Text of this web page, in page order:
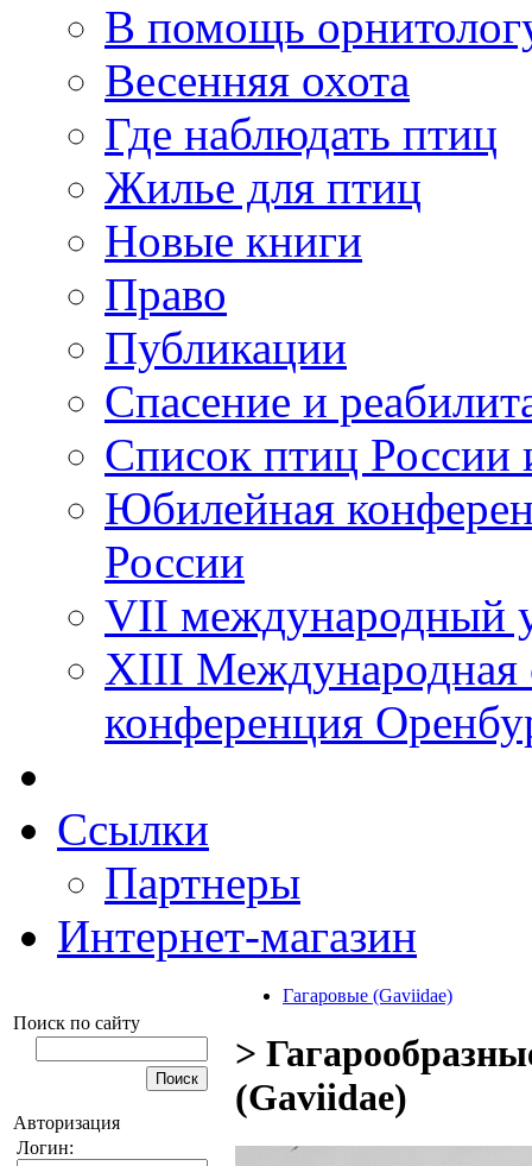
В помощь
Весенняя охота
Где наблюдать птиц
Жилье для птиц
Новые книги
Право
Публикации
Спасение и
Список птиц России
Юбилейная
России
VII международный
XIII Международная
конференция
Ссылки
Партнеры
Интернет-магазин
Поиск по сайту
Авторизация
Логин:
Гагаровые (Gaviidae)
>
(Gaviidae)